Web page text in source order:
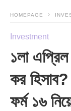
HOMEPAGE
Investment
১লা
কর
ফর্ম ১৬